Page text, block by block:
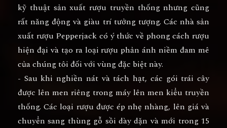
kỹ thuật sản xuất rượu truyền thống nhưng cũng
rất năng động và giàu trí tưởng tượng. Các nhà sản
xuất rượu Pepperjack có ý thức về phong cách rượu
hiện đại và tạo ra loại rượu phản ánh niềm đam mê
của chúng tôi đối với vùng đặc biệt này.
- Sau khi nghiền nát và tách hạt, các gói trái cây
được lên men riêng trong máy lên men kiểu truyền
thống. Các loại rượu được ép nhẹ nhàng, lên giá và
chuyển sang thùng gỗ sồi dày dặn và mới trong 15